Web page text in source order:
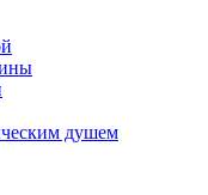
душем